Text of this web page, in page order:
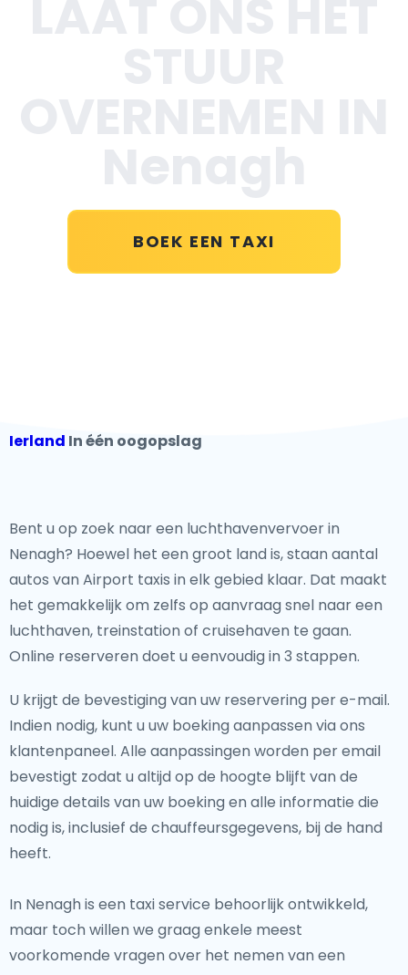
BOEK EEN TAXI
Ierland In één oogopslag
Bent u op zoek naar een luchthavenvervoer in
Nenagh? Hoewel het een groot land is, staan aantal
autos van Airport taxis in elk gebied klaar. Dat maakt
het gemakkelijk om zelfs op aanvraag snel naar een
luchthaven, treinstation of cruisehaven te gaan.
Online reserveren doet u eenvoudig in 3 stappen.
U krijgt de bevestiging van uw reservering per e-mail.
Indien nodig, kunt u uw boeking aanpassen via ons
klantenpaneel. Alle aanpassingen worden per email
bevestigt zodat u altijd op de hoogte blijft van de
huidige details van uw boeking en alle informatie die
nodig is, inclusief de chauffeursgegevens, bij de hand
heeft.
In Nenagh is een taxi service behoorlijk ontwikkeld,
maar toch willen we graag enkele meest
voorkomende vragen over het nemen van een